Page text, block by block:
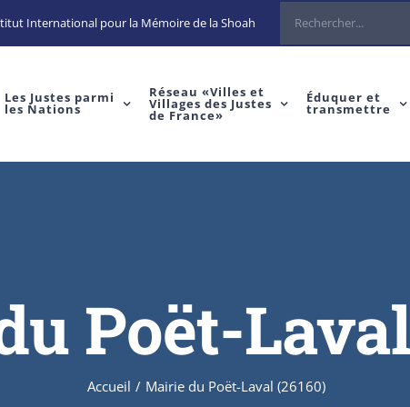
International pour la Mémoire de la Shoah Rechercher
Les Justes parmi
les Nations
Réseau «Villes et
Villages des Justes
de France»
Éduquer et
transmettre
Poët-
Accueil / Mairie du Poët-Laval (26160)